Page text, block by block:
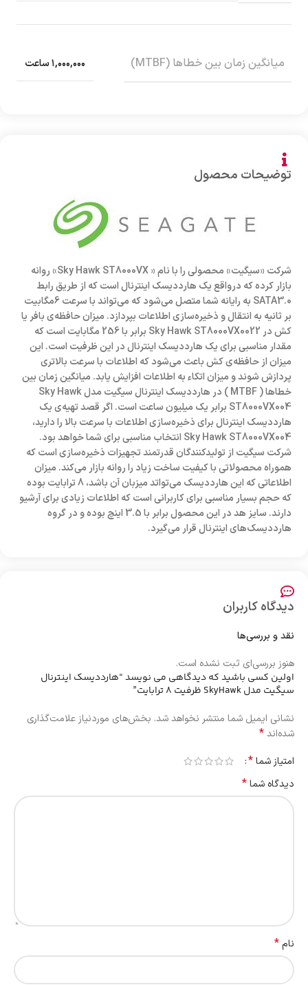
توضیحات محصول
شرکت «سیگیت» محصولی را با نام « Sky Hawk ST8000VX» روانه
بازار کرده که درواقع یک هارددیسک اینترنال است که از طریق رابط
SATA3.0 به رایانه شما متصل می‌شود که می‌تواند با سرعت 6مگابیت‌
بر ثانیه به انتقال و ذخیره‌سازی اطلاعات بپردازد. میزان حافظه‌ی بافر یا
کش در Sky Hawk ST8000VX0022 برابر با 256 مگابایت است که
مقدار مناسبی برای یک هارددیسک اینترنال در این ظرفیت است. این
میزان از حافظه‌ی کش باعث می‌شود که اطلاعات با سرعت بالاتری
پردازش شوند و میزان اتکاء به اطلاعات افزایش یابد. میانگین زمان بین
خطاها ( MTBF ) در هارددیسک اینترنال سیگیت مدل Sky Hawk
ST8000VX004 برابر یک میلیون ساعت است. اگر قصد تهیه‌ی یک
هارددیسک اینترنال برای ذخیره‌سازی اطلاعات با سرعت بالا را دارید،
Sky Hawk ST8000VX004 انتخاب مناسبی برای شما خواهد بود.
شرکت سیگیت از تولیدکنندگان قدرتمند تجهیزات ذخیره‌سازی است که
هموراه محصولاتی با کیفیت ساخت زیاد را روانه بازار می‌کند. میزان
اطلاعاتی که این هارددیسک می‌تواتد میزبان آن‌ باشد، 8 ترابایت بوده
که حجم بسیار مناسبی برای کاربرانی است که اطلاعات زیادی برای آرشیو
دارند. سایز هد در این محصول برابر با 3.5 اینچ بوده و در گروه
هارددیسک‌های اینترنال قرار می‌گیرد.
میانگین زمان بین خطاها (MTBF) ۱,۰۰۰,۰۰۰ ساعت
دیدگاه کاربران
نقد و بررسی‌ها
هنوز بررسی‌ای ثبت نشده است.
اولین کسی باشید که دیدگاهی می نویسد “هارددیسک اینترنال
سیگیت مدل SkyHawk ظرفیت 8 ترابایت”
نشانی ایمیل شما منتشر نخواهد شد. بخش‌های موردنیاز علامت‌گذاری
شده‌اند*
امتیاز شما*
دیدگاه شما*
نام*